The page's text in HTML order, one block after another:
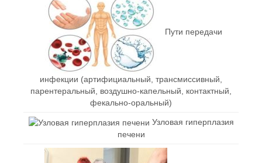
Пути передачи
инфекции (артифициальный, трансмиссивный,
парентеральный, воздушно-капельный, контактный,
фекально-оральный)
Узловая гиперплазия
печени